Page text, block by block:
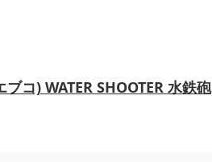
ブコ) WATER SHOOTER 水鉄砲